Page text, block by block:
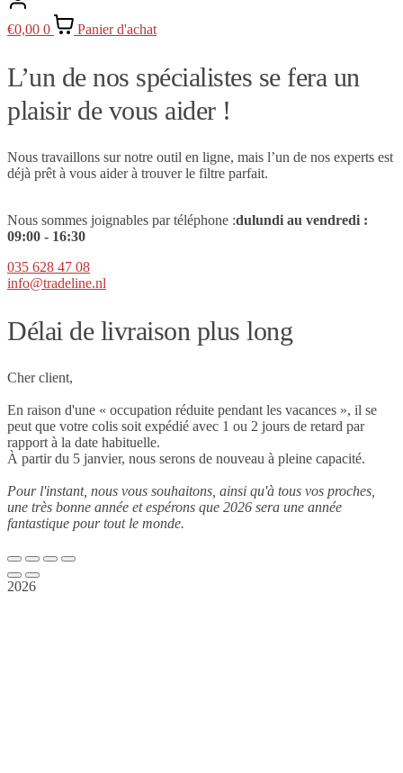
€0,00 0 Panier d'achat
L’un de nos spécialistes se fera un
plaisir de vous aider !
Nous travaillons sur notre outil en ligne, mais l’un de nos experts est
déjà prêt à vous aider à trouver le filtre parfait.
Nous sommes joignables par téléphone :dulundi au vendredi :
09:00 - 16:30
035 628 47 08
info@tradeline.nl
Délai de livraison plus long
Cher client,
En raison d'une « occupation réduite pendant les vacances », il se
peut que votre colis soit expédié avec 1 ou 2 jours de retard par
rapport à la date habituelle.
À partir du 5 janvier, nous serons de nouveau à pleine capacité.
Pour l'instant, nous vous souhaitons, ainsi qu'à tous vos proches,
une très bonne année et espérons que 2026 sera une année
fantastique pour tout le monde.
2026